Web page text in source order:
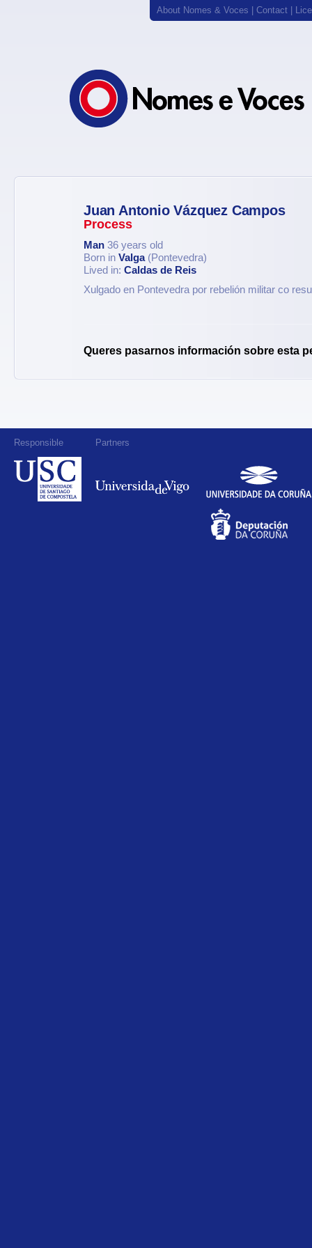
About Nomes & Voces Contact
Juan Antonio Vázquez Campos
Process
Man 36 years old
Born in Valga(Pontevedra)
Lived in: Caldas de Reis
Xulgado en Pontevedra por rebelión militar co
Queres pasarnos información sobre esta
Responsible Partners